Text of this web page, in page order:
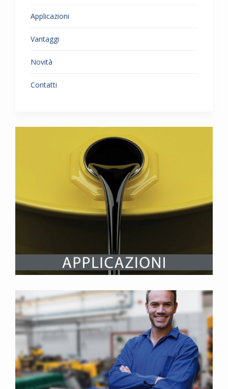
Applicazioni
Vantaggi
Novità
Contatti